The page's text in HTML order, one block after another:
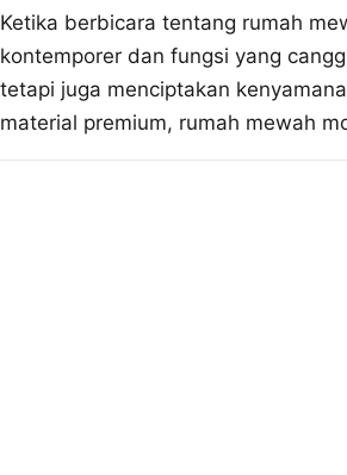
Ketika berbicara tentang rumah
kontemporer dan fungsi yang
tetapi juga menciptakan
material premium, rumah mewah